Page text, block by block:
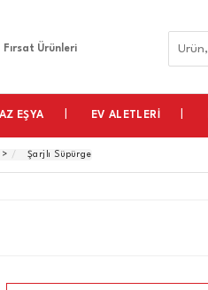
Fırsat Ürünleri
EŞYA EV ALETLERİ
> Şarjlı Süpürge